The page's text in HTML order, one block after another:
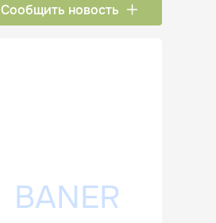
Сообщить новость